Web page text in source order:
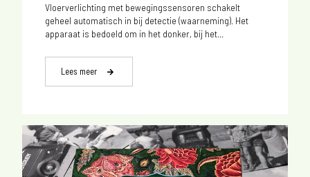
Vloerverlichting met bewegingssensoren schakelt
geheel automatisch in bij detectie (waarneming). Het
apparaat is bedoeld om in het donker, bij het...
Lees meer